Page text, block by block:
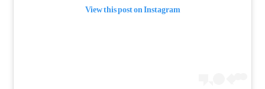
View this post on Instagram